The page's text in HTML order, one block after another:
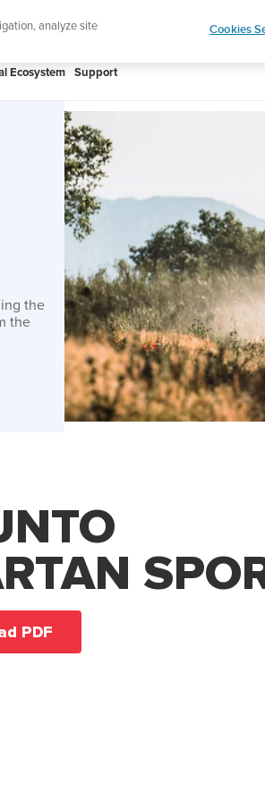
designed for runners Shop
Ecosystem Support
the
the
PDF
analyze site
Cookies